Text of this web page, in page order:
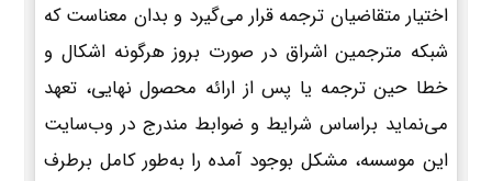
اختیار متقاضیان ترجمه قرار می‌گیرد و بدان معناست که
شبکه مترجمین اشراق در صورت بروز هرگونه اشکال و
خطا حین ترجمه یا پس از ارائه محصول نهایی، تعهد
می‌نماید براساس شرایط و ضوابط مندرج در وب‌سایت
این موسسه، مشکل بوجود آمده را به‌طور کامل برطرف